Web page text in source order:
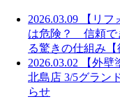
2026.03.09
【リ
は危険？ 信頼で
る驚きの仕組み【
2026.03.02
【外
北島店 3/5グラン
らせ